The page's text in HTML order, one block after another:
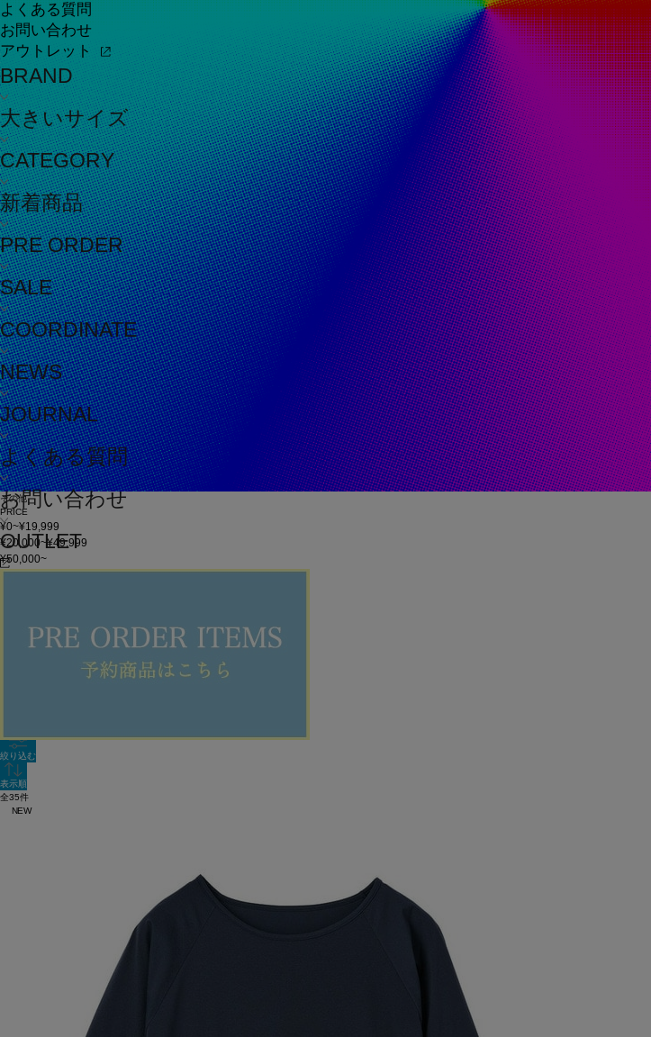
よくある質問
お問い合わせ
アウトレット
BRAND
大きいサイズ
CATEGORY
新着商品
PRE ORDER
SALE
COORDINATE
NEWS
JOURNAL
よくある質問
お問い合わせ
OUTLET
その他
PRICE
¥0~¥19,999
¥20,000~¥49,999
¥50,000~
在庫
新着順
絞り込む
表示順
全35件
NEW